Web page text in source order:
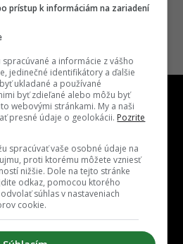
Redakcia Kariéra
prístup k informáciám na zariadení
a informácie z vášho
jedinečné identifikátory a ďalšie
ukladané a používané
byť zdieľané alebo môžu byť
webovými stránkami. My a naši
presné údaje o geolokácii. Pozrite
spracúvať vaše osobné údaje na
proti ktorému môžete vzniesť
nižšie. Dole na tejto stránke
odkaz, pomocou ktorého
súhlas v nastaveniach
cookie.